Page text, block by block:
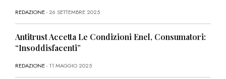
REDAZIONE- 26 SETTEMBRE 2025
Antitrust Accetta Le Condizioni Enel, Consumatori:
“Insoddisfacenti”
REDAZIONE- 11 MAGGIO 2025